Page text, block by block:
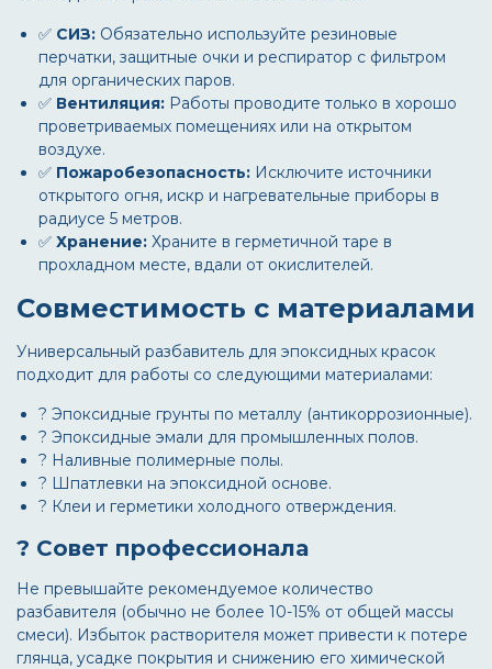
✅ СИЗ: Обязательно используйте резиновые
перчатки, защитные очки и респиратор с фильтром
для органических паров.
✅ Вентиляция: Работы проводите только в хорошо
проветриваемых помещениях или на открытом
воздухе.
✅ Пожаробезопасность: Исключите источники
открытого огня, искр и нагревательные приборы в
радиусе 5 метров.
✅ Хранение: Храните в герметичной таре в
прохладном месте, вдали от окислителей.
Совместимость с материалами
Универсальный разбавитель для эпоксидных красок
подходит для работы со следующими материалами:
? Эпоксидные грунты по металлу (антикоррозионные).
? Эпоксидные эмали для промышленных полов.
? Наливные полимерные полы.
? Шпатлевки на эпоксидной основе.
? Клеи и герметики холодного отверждения.
? Совет профессионала
Не превышайте рекомендуемое количество
разбавителя (обычно не более 10-15% от общей массы
смеси). Избыток растворителя может привести к потере
глянца, усадке покрытия и снижению его химической